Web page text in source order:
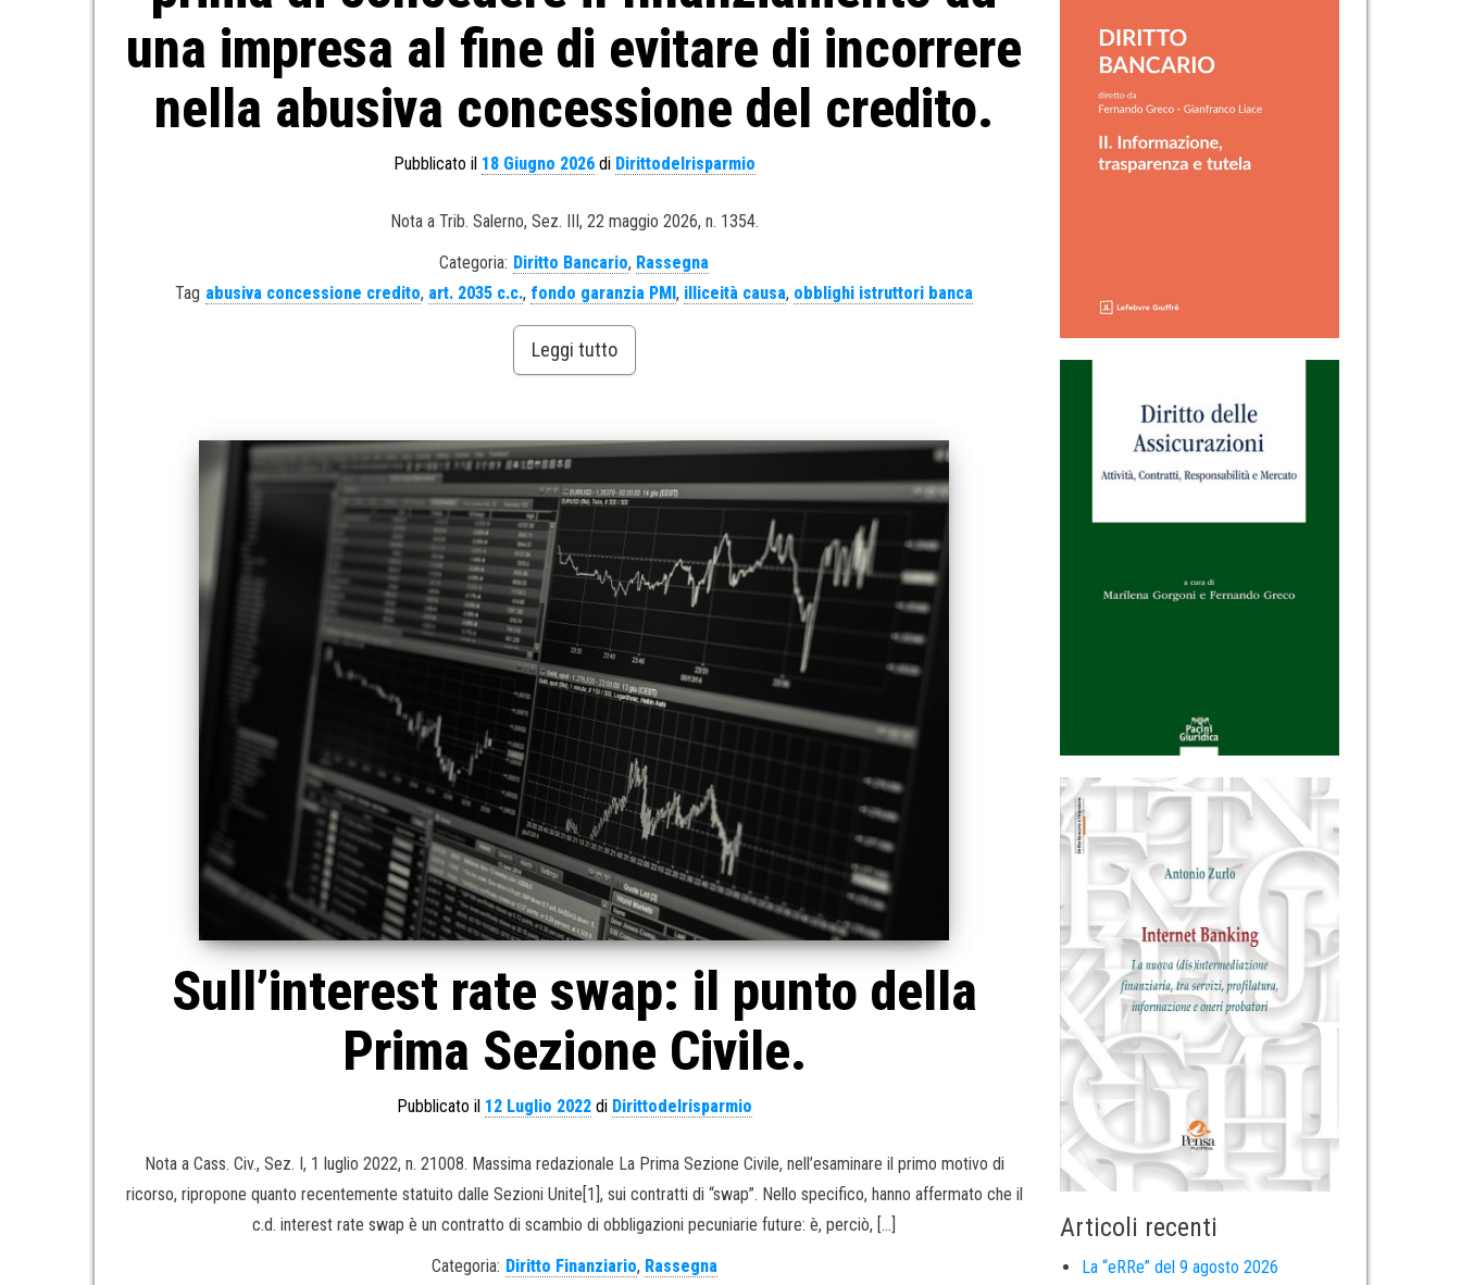
una impresa al fine di evitare di incorrere
nella abusiva concessione del credito.
Pubblicato il 18 Giugno 2026di Dirittodelrisparmio
Nota a Trib. Salerno, Sez. III, 22 maggio 2026, n. 1354.
Categoria: Diritto Bancario, Rassegna
Tag abusiva concessione credito, art. 2035 c.c., fondo garanzia PMI, illiceità causa, obblighi istruttori banca
Leggi tutto
Sull’interest rate swap: il punto della
Prima Sezione Civile.
Pubblicato il 12 Luglio 2022di Dirittodelrisparmio
Nota a Cass. Civ., Sez. I, 1 luglio 2022, n. 21008. Massima redazionale La Prima Sezione Civile, nell’esaminare il primo motivo di
ricorso, ripropone quanto recentemente statuito dalle Sezioni Unite[1], sui contratti di “swap”. Nello specifico, hanno affermato che il
c.d. interest rate swap è un contratto di scambio di obbligazioni pecuniarie future: è, perciò, […]
Categoria: Diritto Finanziario, Rassegna
Articoli recenti
La “eRRe” del 9 agosto 2026